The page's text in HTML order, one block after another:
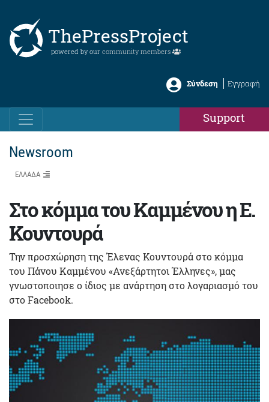
ThePressProject
powered by our community members
Σύνδεση Εγγραφή
Support
Newsroom
ΕΛΛΑΔΑ
Στο κόμμα του Καμμένου η Ε.
Κουντουρά
Την προσχώρηση της Έλενας Κουντουρά στο κόμμα
του Πάνου Καμμένου «Ανεξάρτητοι Έλληνες», μας
γνωστοποιησε ο ίδιος με ανάρτηση στο λογαριασμό του
στο Facebook.